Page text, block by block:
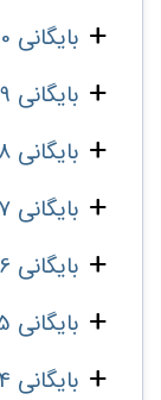
بایگانی 1400
بایگانی 1399
بایگانی 1398
بایگانی 1397
بایگانی 1396
بایگانی 1395
بایگانی 1394